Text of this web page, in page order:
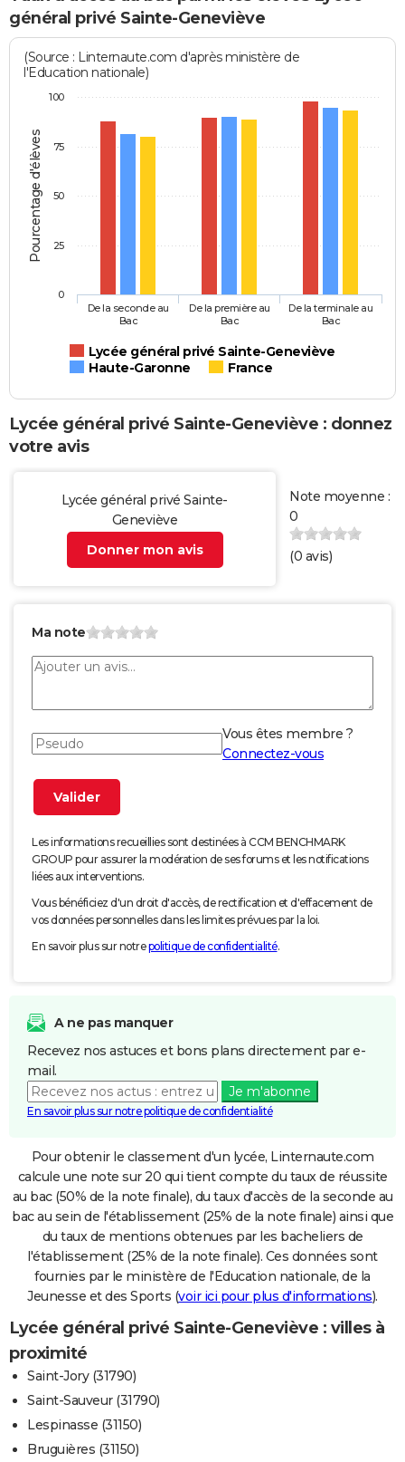
général privé Sainte-Geneviève
Pourcentage d'élèves
(Source : Linternaute.com d'après ministère de
l'Education nationale)
Lycée général privé Sainte-Geneviève
Haute-Garonne
France
De la seconde au
Bac
De la première au
Bac
De la terminale au
Bac
0
25
50
75
100
Lycée général privé Sainte-Geneviève : donnez
votre avis
Lycée général privé Sainte-
Geneviève
Donner mon avis
Note moyenne :
0
(0 avis)
Ma note
Vous êtes membre ?
Connectez-vous
Les informations recueillies sont destinées à CCM BENCHMARK
GROUP pour assurer la modération de ses forums et les notifications
liées aux interventions.
Vous bénéficiez d'un droit d'accès, de rectification et d'effacement de
vos données personnelles dans les limites prévues par la loi.
En savoir plus sur notrepolitique de confidentialité.
A ne pas manquer
Recevez nos astuces et bons plans directement par e-
mail.
Je m'abonne
En savoir plus sur notre politique de confidentialité
Pour obtenir le classement d'un lycée, Linternaute.com
calcule une note sur 20 qui tient compte du taux de réussite
au bac (50% de la note finale), du taux d'accès de la seconde au
bac au sein de l'établissement (25% de la note finale) ainsi que
du taux de mentions obtenues par les bacheliers de
l'établissement (25% de la note finale). Ces données sont
fournies par le ministère de l'Education nationale, de la
Jeunesse et des Sports (voir ici pour plus d'informations).
Lycée général privé Sainte-Geneviève : villes à
proximité
Saint-Jory (31790)
Saint-Sauveur (31790)
Lespinasse (31150)
Bruguières (31150)